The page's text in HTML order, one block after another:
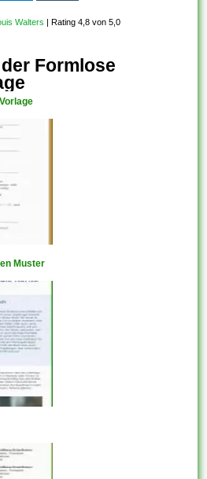
Walters Rating 4,8 von 5,0
Formlose
Muster